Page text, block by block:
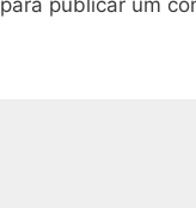
para publicar um